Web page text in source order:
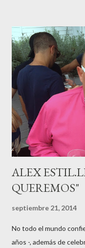
haciéndole padre de
campeona, durante los
guardar reposo debido
gestación Marta tiró
mamá feliz. Otro de
sido el madrileño,
pasarelas ...
ALEX
QUEREMOS"
septiembre 21, 2014
No todo el mundo
años -, además de